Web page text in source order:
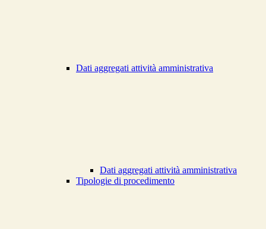
Dati aggregati attività amministrativa
Dati aggregati attività amministrativa
Tipologie di procedimento